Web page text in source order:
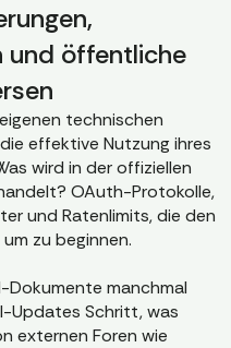
und öffentliche
technischen
effektive Nutzung ihres
wird in der offiziellen
OAuth-Protokolle,
und Ratenlimits, die den
zu beginnen.
Dokumente manchmal
Updates Schritt, was
externen Foren wie